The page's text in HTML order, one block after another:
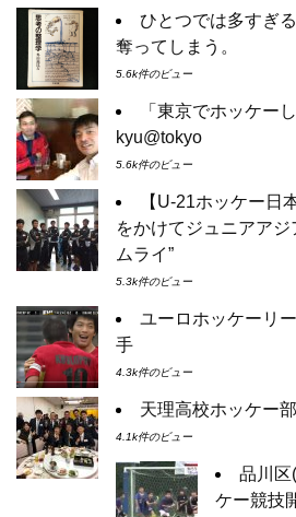
ひとつでは多すぎ
奪ってしまう。
5.6k件のビュー
「東京でホッケー
kyu@tokyo
5.6k件のビュー
【U-21ホッケー日
をかけてジュニアアジ
ムライ”
5.3k件のビュー
ユーロホッケーリ
手
4.3k件のビュー
天理高校ホッケー
4.1k件のビュー
品川区
ケー競技